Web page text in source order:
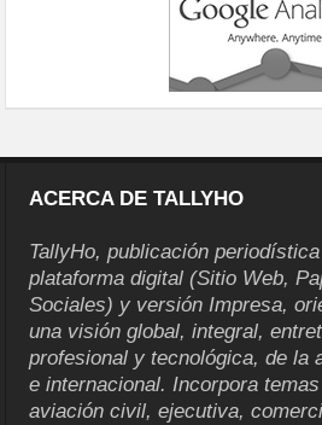
ACERCA DE TALLYHO
TallyHo, publicación
plataforma digital (Sitio Web,
Sociales) y versión Impresa,
una visión global, integral,
profesional y tecnológica, de la
e internacional. Incorpora
aviación civil, ejecutiva,